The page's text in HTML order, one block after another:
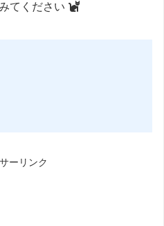
てください
ーリンク